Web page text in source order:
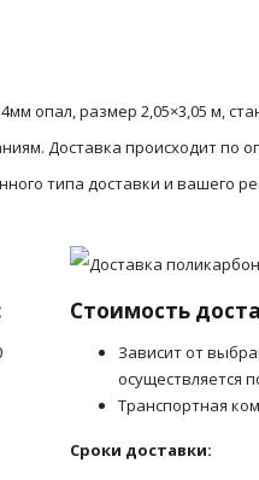
опал, размер 2,05×3,05 м,
Доставка происходит
типа доставки и вашего
Стоимость
Зависит от
осуществляется
Транспортная
Сроки доставки: